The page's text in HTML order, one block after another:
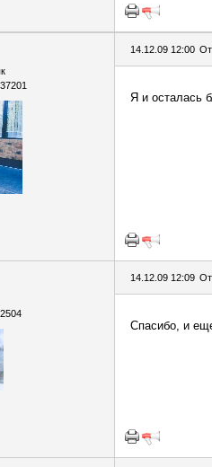
14.12.09 12:00
Я и осталась
14.12.09 12:09
Спасибо, и